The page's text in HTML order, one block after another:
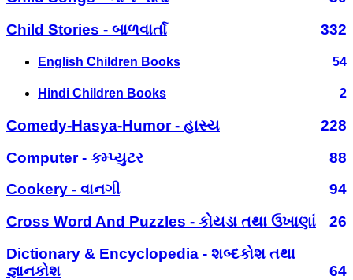
Child Stories - બાળવાર્તા
332
English Children Books 54
Hindi Children Books 2
Comedy-Hasya-Humor - હાસ્ય
228
Computer - કમ્પ્યુટર
88
Cookery - વાનગી
94
Cross Word And Puzzles - કોયડા તથા ઉખાણાં
26
Dictionary & Encyclopedia - શબ્દકોશ તથા
જ્ઞાનકોશ
64